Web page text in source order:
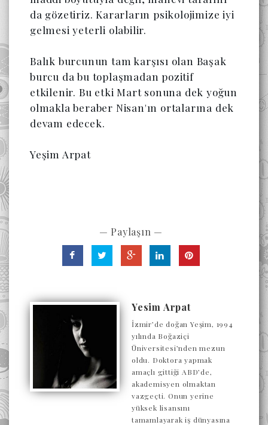
da gözetiriz. Kararların psikolojimize iyi
gelmesi yeterli olabilir.
Balık burcunun tam karşısı olan Başak
burcu da bu toplaşmadan pozitif
etkilenir. Bu etki Mart sonuna dek yoğun
olmakla beraber Nisan'ın ortalarına dek
devam edecek.
Yeşim Arpat
— Paylaşın —
Yesim Arpat
İzmir’de doğan Yeşim, 1994
yılında Boğaziçi
Üniversitesi’nden mezun
oldu. Doktora yapmak
amaçlı gittiği ABD’de,
akademisyen olmaktan
vazgeçti. Onun yerine
yüksek lisansını
tamamlayarak iş dünyasına